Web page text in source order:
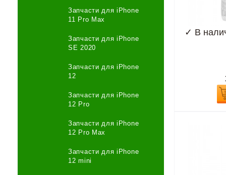
Запчасти для iPhone
11 Pro Max
Запчасти для iPhone
SE 2020
Запчасти для iPhone
12
Запчасти для iPhone
12 Pro
Запчасти для iPhone
12 Pro Max
Запчасти для iPhone
12 mini
✓ В